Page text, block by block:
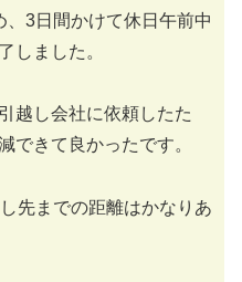
3日間かけて休日午前中
しました。
越し会社に依頼したた
できて良かったです。
先までの距離はかなりあ